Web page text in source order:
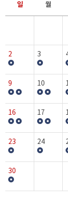
일 월
2 3
9 10
16 17
23 24
30